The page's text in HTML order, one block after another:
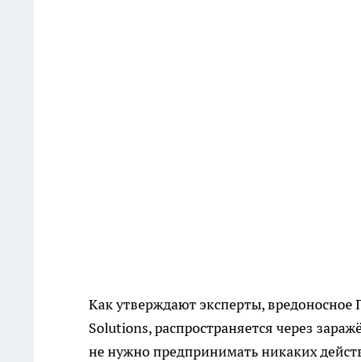
Как утверждают эксперты,
Solutions, распространяется через
не нужно предпринимать никаких